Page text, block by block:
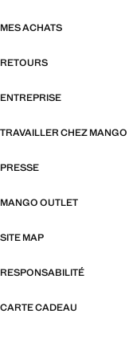
MES ACHATS
RETOURS
ENTREPRISE
TRAVAILLER CHEZ MANGO
PRESSE
MANGO OUTLET
SITE MAP
RESPONSABILITÉ
CARTE CADEAU